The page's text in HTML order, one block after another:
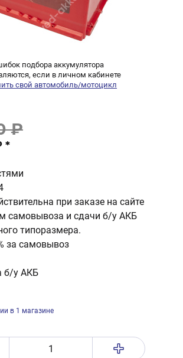
подбора аккумулятора
если в личном кабинете
свой автомобиль/мотоцикл
₽
*
при заказе на сайте
самовывоза и сдачи б/у АКБ
типоразмера.
за самовывоз
б/у АКБ
в 1 магазине